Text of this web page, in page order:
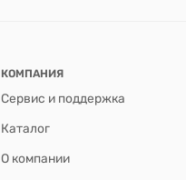
КОМПАНИЯ
Сервис и поддержка
Каталог
О компании